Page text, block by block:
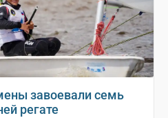
завоевали семь
регате